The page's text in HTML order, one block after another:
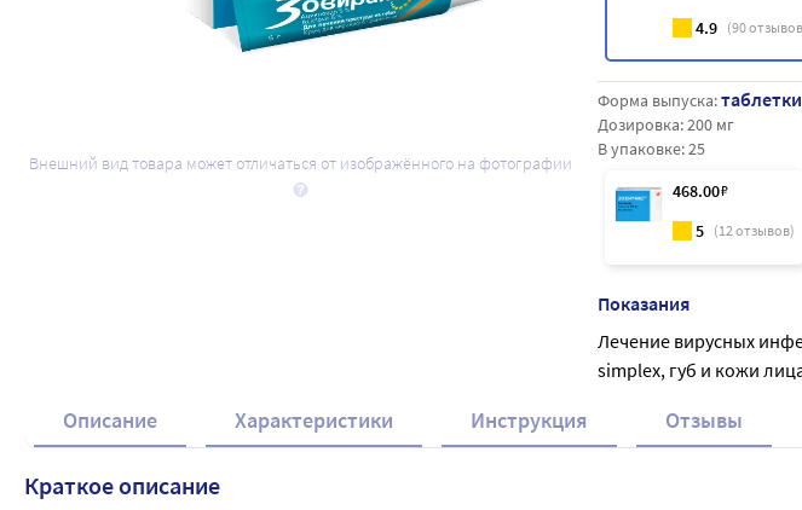
Внешний вид товара может отличаться от изображённого на фотографии
4.9 (90
Форма выпуска:таблетки
Дозировка:200 мг
В упаковке:25
468.00₽
5 (12отзывов)
Показания
Лечение вирусных
simplex, губ и кожи
Описание Характеристики Инструкция Отзывы
Краткое описание